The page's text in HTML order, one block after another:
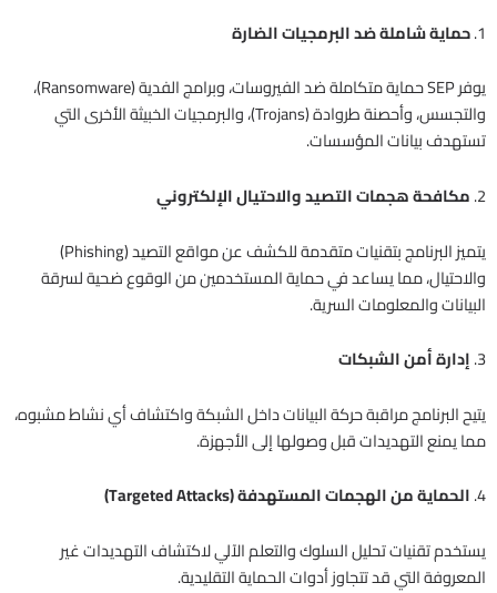
1. حماية شاملة ضد البرمجيات الضارة
يوفر SEP حماية متكاملة ضد الفيروسات، وبرامج الفدية (Ransomware)،
والتجسس، وأحصنة طروادة (Trojans)، والبرمجيات الخبيثة الأخرى التي
تستهدف بيانات المؤسسات.
2. مكافحة هجمات التصيد والاحتيال الإلكتروني
يتميز البرنامج بتقنيات متقدمة للكشف عن مواقع التصيد (Phishing)
والاحتيال، مما يساعد في حماية المستخدمين من الوقوع ضحية لسرقة
البيانات والمعلومات السرية.
3. إدارة أمن الشبكات
يتيح البرنامج مراقبة حركة البيانات داخل الشبكة واكتشاف أي نشاط مشبوه،
مما يمنع التهديدات قبل وصولها إلى الأجهزة.
4. الحماية من الهجمات المستهدفة (Targeted Attacks)
يستخدم تقنيات تحليل السلوك والتعلم الآلي لاكتشاف التهديدات غير
المعروفة التي قد تتجاوز أدوات الحماية التقليدية.